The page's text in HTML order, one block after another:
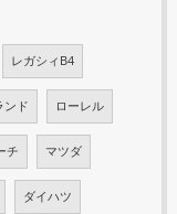
レガシィB4
ンド ローレル
チ マツダ
ダイハツ